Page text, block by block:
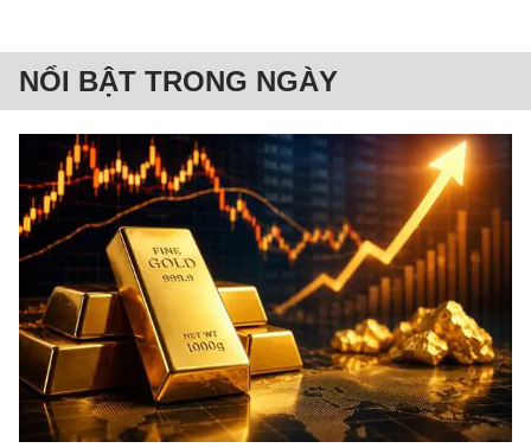
NỔI BẬT TRONG NGÀY